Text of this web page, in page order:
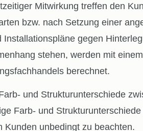
Mitwirkung treffen den
bzw. nach Setzung einer
Installationspläne gegen
stehen, werden mit
berechnet.
und Strukturunterschiede
Farb- und
Kunden unbedingt zu beachten.